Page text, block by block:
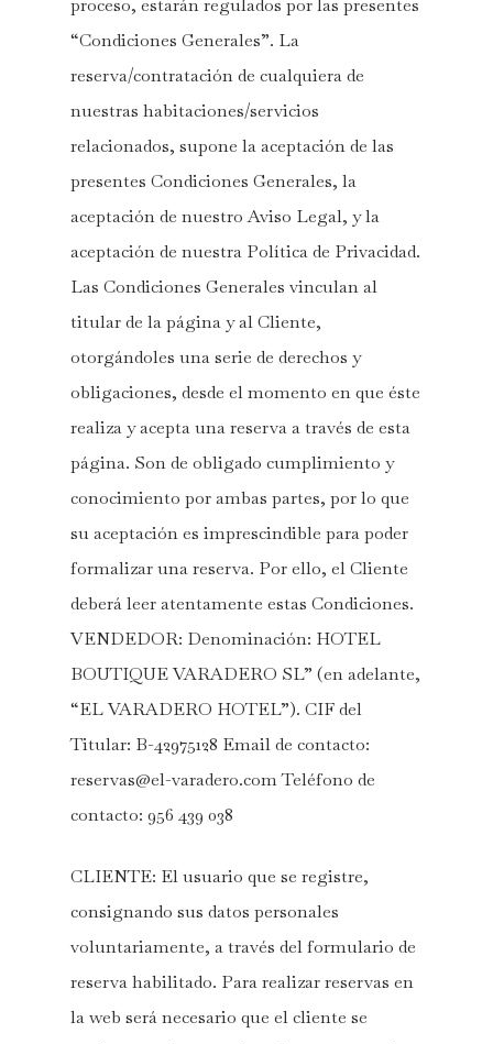
proceso, estarán regulados por las presentes
“Condiciones Generales”. La
reserva/contratación de cualquiera de
nuestras habitaciones/servicios
relacionados, supone la aceptación de las
presentes Condiciones Generales, la
aceptación de nuestro Aviso Legal, y la
aceptación de nuestra Política de Privacidad.
Las Condiciones Generales vinculan al
titular de la página y al Cliente,
otorgándoles una serie de derechos y
obligaciones, desde el momento en que éste
realiza y acepta una reserva a través de esta
página. Son de obligado cumplimiento y
conocimiento por ambas partes, por lo que
su aceptación es imprescindible para poder
formalizar una reserva. Por ello, el Cliente
deberá leer atentamente estas Condiciones.
VENDEDOR: Denominación: HOTEL
BOUTIQUE VARADERO SL” (en adelante,
“EL VARADERO HOTEL”). CIF del
Titular: B-42975128 Email de contacto:
reservas@el-varadero.comTeléfono de
contacto: 956 439 038
CLIENTE: El usuario que se registre,
consignando sus datos personales
voluntariamente, a través del formulario de
reserva habilitado. Para realizar reservas en
la web será necesario que el cliente se